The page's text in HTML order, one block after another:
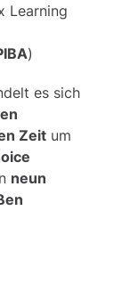
Learning
)
es sich
Zeit um
neun